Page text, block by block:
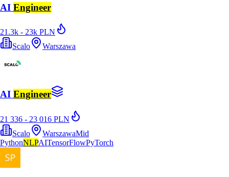
AI Engineer
21.3k - 23k PLN
Scalo
Warszawa
AI Engineer
21 336 - 23 016 PLN
Scalo
WarszawaMid
PythonNLPAITensorFlowPyTorch